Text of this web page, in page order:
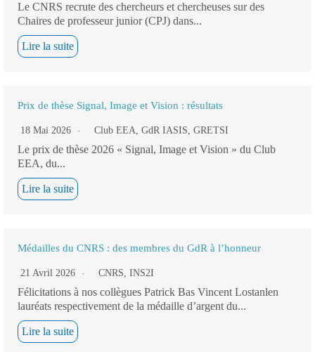
Le CNRS recrute des chercheurs et chercheuses sur des
Chaires de professeur junior (CPJ) dans...
Lire la suite
Prix de thèse Signal, Image et Vision : résultats
18 Mai 2026 Club EEA, GdR IASIS, GRETSI
Le prix de thèse 2026 « Signal, Image et Vision » du Club
EEA, du...
Lire la suite
Médailles du CNRS : des membres du GdR à l’honneur
21 Avril 2026 CNRS, INS2I
Félicitations à nos collègues Patrick Bas Vincent Lostanlen
lauréats respectivement de la médaille d’argent du...
Lire la suite